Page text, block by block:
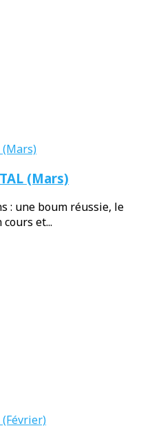
(Mars)
: une boum réussie, le
et...